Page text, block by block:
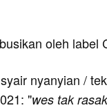
oleh label
nyanyian /
"wes tak